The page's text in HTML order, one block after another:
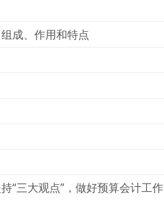
成、作用和特点
“三大观点”，做好预算会计工作